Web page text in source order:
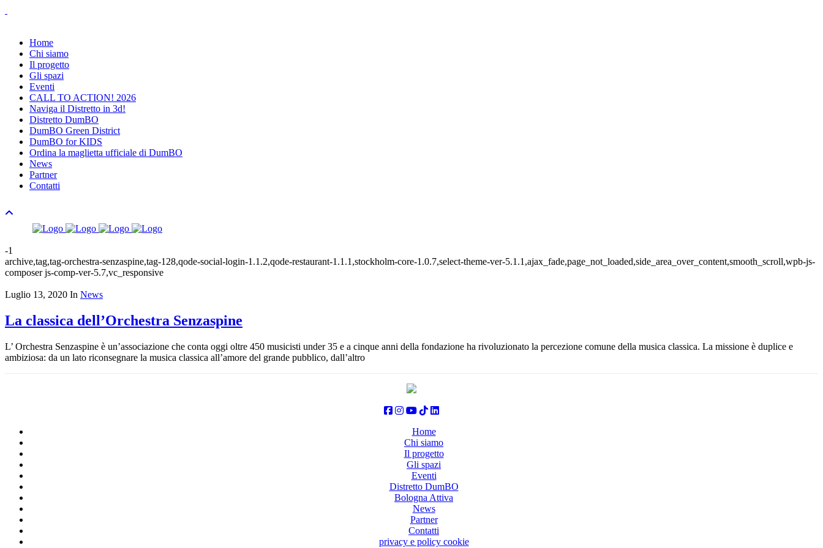
Home
Chi siamo
Il progetto
Gli spazi
Eventi
CALL TO ACTION! 2026
Naviga il Distretto in 3d!
Distretto DumBO
DumBO Green District
DumBO for KIDS
Ordina la maglietta ufficiale di DumBO
News
Partner
Contatti
-1
archive,tag,tag-orchestra-senzaspine,tag-128,qode-social-login-1.1.2,qode-restaurant-1.1.1,stockholm-core-1.0.7,select-theme-ver-5.1.1,ajax_fade,page_not_loaded,side_area_over_content,smooth_scroll,wpb-js-
composer js-comp-ver-5.7,vc_responsive
Luglio 13, 2020 In News
La classica dell’Orchestra Senzaspine
L’ Orchestra Senzaspine è un’associazione che conta oggi oltre 450 musicisti under 35 e a cinque anni della fondazione ha rivoluzionato la percezione comune della musica classica. La missione è duplice e
ambiziosa: da un lato riconsegnare la musica classica all’amore del grande pubblico, dall’altro
Home
Chi siamo
Il progetto
Gli spazi
Eventi
Distretto DumBO
Bologna Attiva
News
Partner
Contatti
privacy e policy cookie